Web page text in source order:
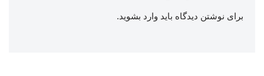
برای نوشتن دیدگاه باید وارد بشوید.